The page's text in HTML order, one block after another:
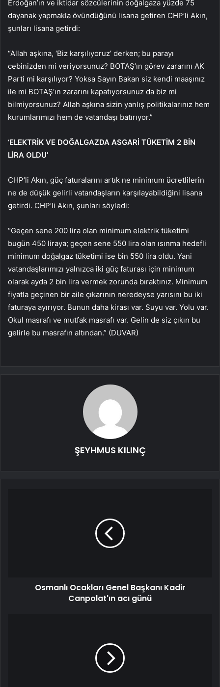
Erdoğan’ın ve iktidar sözcülerinin doğalgaza yüzde 75
dayanak yapmakla övündüğünü lisana getiren CHP’li Akın,
şunları lisana getirdi:
“Allah aşkına, ‘Biz karşılıyoruz’ derken; bu parayı
cebinizden mi veriyorsunuz? BOTAŞ’ın görev zararını AK
Parti mi karşılıyor? Yoksa Sayın Bakan siz kendi maaşınız
ile mi BOTAŞ’ın zararını kapatıyorsunuz da biz mi
bilmiyorsunuz? Allah aşkına sizin yanlış politikalarınız hem
kurumlarımızı hem de vatandaşı batırıyor.”
‘ELEKTRİK VE DOĞALGAZDA ASGARİ TÜKETİM 2 BİN
LİRA OLDU’
CHP’li Akın, güç faturalarını artık ne minimum ücretlilerin
ne de düşük gelirli vatandaşların karşılayabildiğini lisana
getirdi. CHP’li Akın, şunları söyledi:
“Geçen sene 200 lira olan minimum elektrik tüketimi
bugün 450 liraya; geçen sene 550 lira olan ısınma hedefli
minimum doğalgaz tüketimi ise bin 550 lira oldu. Yani
vatandaşlarımızı yalnızca iki güç faturası için minimum
olarak ayda 2 bin lira vermek zorunda bıraktınız. Minimum
fiyatla geçinen bir aile çıkarının neredeyse yarısını bu iki
faturaya ayırıyor. Bunun daha kirası var. Suyu var. Yolu var.
Okul masrafı ve mutfak masrafı var. Gelin de siz çıkın bu
gelirle bu masrafın altından.” (DUVAR)
ŞEYHMUS KILINÇ
Osmanlı Ocakları Genel Başkanı Kadir
Canpolat'ın acı günü